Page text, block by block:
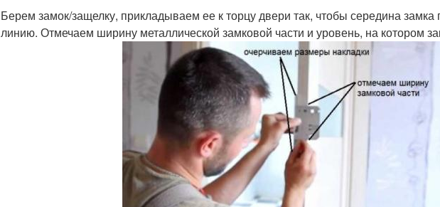
Берем замок/защелку, прикладываем ее к торцу двери так, чтобы середина
линию. Отмечаем ширину металлической замковой части и уровень, на котором